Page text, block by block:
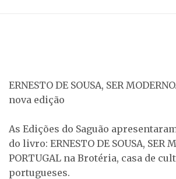
ERNESTO DE SOUSA, SER
nova edição
As Edições do Saguão
do livro: ERNESTO DE SOUSA, SER
PORTUGAL na Brotéria, casa de
portugueses.